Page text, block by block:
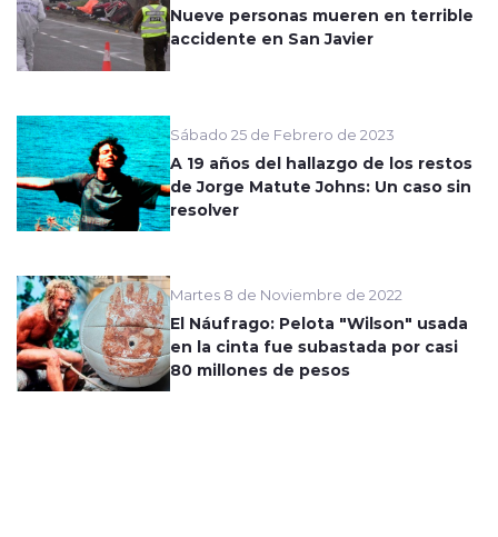
Nueve personas mueren en terrible
accidente en San Javier
Sábado 25 de Febrero de 2023
A 19 años del hallazgo de los restos
de Jorge Matute Johns: Un caso sin
resolver
Martes 8 de Noviembre de 2022
El Náufrago: Pelota "Wilson" usada
en la cinta fue subastada por casi
80 millones de pesos